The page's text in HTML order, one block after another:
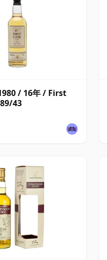
/ 16年 / First
43